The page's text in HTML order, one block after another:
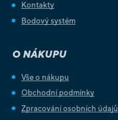
Kontakty
Bodový systém
O NÁKUPU
Vše o nákupu
Obchodní podmínky
Zpracování osobních údajů